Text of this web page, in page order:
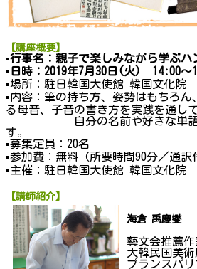
【講座概要】
▪行事名：親子で楽しみながら学ぶハ
▪日時：2019年7月30日(火) 14:00
▪場所：駐日韓国大使館 韓国文化院
▪内容：筆の持ち方、姿勢はもちろん
る母音、子音の書き方を実践を通して
自分の名前や好きな単語を
す。
▪募集定員：20名
▪参加費：無料（所要時間90分／通訳
▪主催：駐日韓国大使館 韓国文化院
【講師紹介】
海倉 禹慶燮
藝文会推薦作
大韓民国美
プランスパ